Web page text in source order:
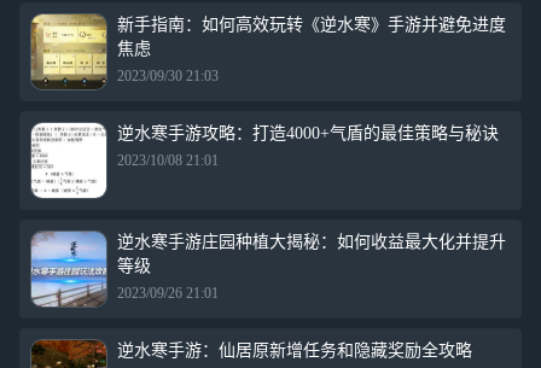
新手指南：如何高效玩转《逆水寒》手游并避免进度
焦虑
2023/09/30 21:03
逆水寒手游攻略：打造4000+气盾的最佳策略与秘诀
2023/10/08 21:01
逆水寒手游庄园种植大揭秘：如何收益最大化并提升
等级
2023/09/26 21:01
逆水寒手游：仙居原新增任务和隐藏奖励全攻略